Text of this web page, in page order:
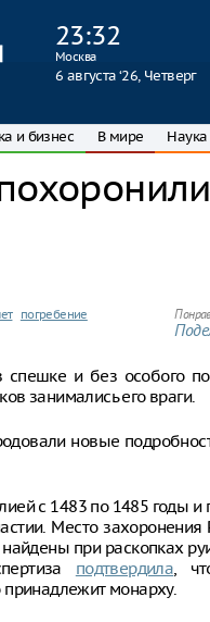
23:32
Москва
6 августа ‘26, Четверг
и бизнес В мире Наука
погребение
и без особого
занимались его враги.
новые
с 1483 по 1485 годы
Место
найдены при раскопках
подтвердила,
принадлежит монарху.